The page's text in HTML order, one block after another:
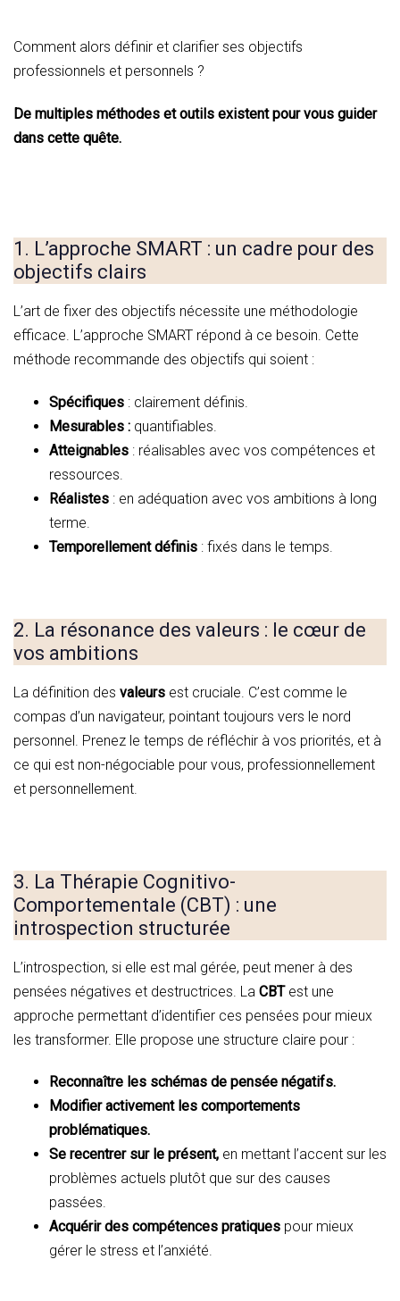
Comment alors définir et clarifier ses objectifs
professionnels et personnels ?
De multiples méthodes et outils existent pour vous guider
dans cette quête.
1. L’approche SMART : un cadre pour des
objectifs clairs
L’art de fixer des objectifs nécessite une méthodologie
efficace. L’approche SMART répond à ce besoin. Cette
méthode recommande des objectifs qui soient :
Spécifiques : clairement définis.
Mesurables : quantifiables.
Atteignables : réalisables avec vos compétences et
ressources.
Réalistes : en adéquation avec vos ambitions à long
terme.
Temporellement définis : fixés dans le temps.
2. La résonance des valeurs : le cœur de
vos ambitions
La définition des valeurs est cruciale. C’est comme le
compas d’un navigateur, pointant toujours vers le nord
personnel. Prenez le temps de réfléchir à vos priorités, et à
ce qui est non-négociable pour vous, professionnellement
et personnellement.
3. La Thérapie Cognitivo-
Comportementale (CBT) : une
introspection structurée
L’introspection, si elle est mal gérée, peut mener à des
pensées négatives et destructrices. La CBTest une
approche permettant d’identifier ces pensées pour mieux
les transformer. Elle propose une structure claire pour :
Reconnaître les schémas de pensée négatifs.
Modifier activement les comportements
problématiques.
Se recentrer sur le présent, en mettant l’accent sur les
problèmes actuels plutôt que sur des causes
passées.
Acquérir des compétences pratiques pour mieux
gérer le stress et l’anxiété.